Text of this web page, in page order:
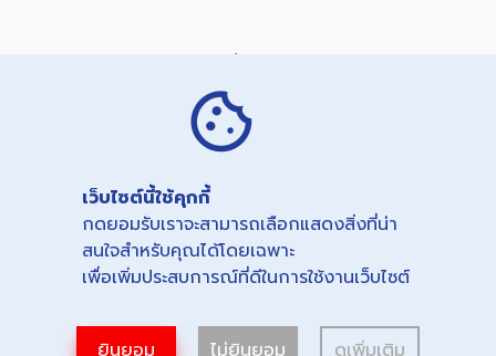
เว็บไซต์นี้ใช้คุกกี้
กดยอมรับเราจะสามารถเลือกแสดงสิ่งที่น่า
สนใจสำหรับคุณได้โดยเฉพาะ
เพื่อเพิ่มประสบการณ์ที่ดีในการใช้งานเว็บไซต์
ยินยอม ไม่ยินยอม ดูเพิ่มเติม
PRIVACY NOTICE
Copyright©
THE FEDERATION OF THAI INDUSTRIES.
All right reserved.